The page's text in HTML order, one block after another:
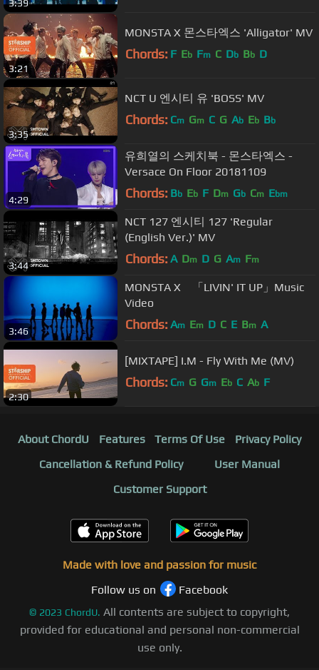
3:39
3:21
MONSTA X 몬스타엑스 'Alligator' MV
Chords: F Eb Fm C Db Bb D
3:35
NCT U 엔시티 유 'BOSS' MV
Chords: Cm Gm C G Ab Eb Bb
4:29
유희열의 스케치북 - 몬스타엑스 -
Versace On Floor 20181109
Chords: Bb Eb F Dm Gb Cm Ebm
3:44
NCT 127 엔시티 127 'Regular
(English Ver.)' MV
Chords: A Dm D G Am Fm
3:46
MONSTA X 「LIVIN' IT UP」Music
Video
Chords: Am Em D C E Bm A
2:30
[MIXTAPE] I.M - Fly With Me (MV)
Chords: Cm G Gm Eb C Ab F
About ChordU Features Terms Of Use
Privacy Policy
Cancellation & Refund Policy
User Manual
Customer Support
Made with love and passion for music
Follow us on
Facebook
© 2023 ChordU. All contents are subject to copyright,
provided for educational and personal non-commercial
use only.